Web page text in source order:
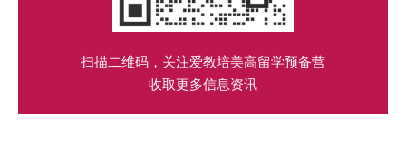
扫描二维码，关注爱教培美高留学预备营
收取更多信息资讯